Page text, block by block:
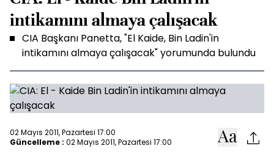
intikamını almaya çalışacak
CIA Başkanı Panetta, "El Kaide, Bin Ladin'in
intikamını almaya çalışacak" yorumunda bulundu
02 Mayıs 2011, Pazartesi 17:00
Güncelleme : 02 Mayıs 2011, Pazartesi 17:00